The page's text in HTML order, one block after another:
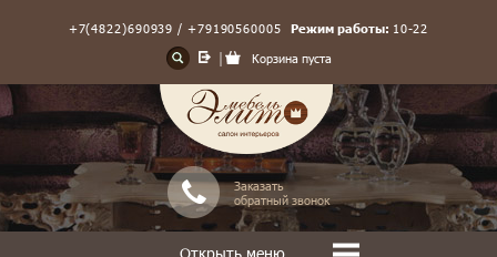
+7(4822)690939 / +79190560005 Режим работы: 10-22
Заказать
обратный звонок
Корзина пуста